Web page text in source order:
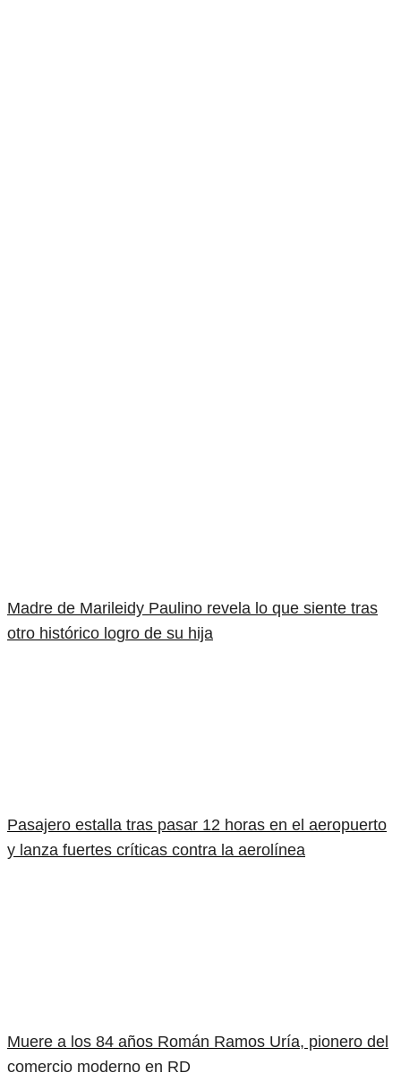
Madre de Marileidy Paulino revela lo que siente tras
otro histórico logro de su hija
Pasajero estalla tras pasar 12 horas en el aeropuerto
y lanza fuertes críticas contra la aerolínea
Muere a los 84 años Román Ramos Uría, pionero del
comercio moderno en RD